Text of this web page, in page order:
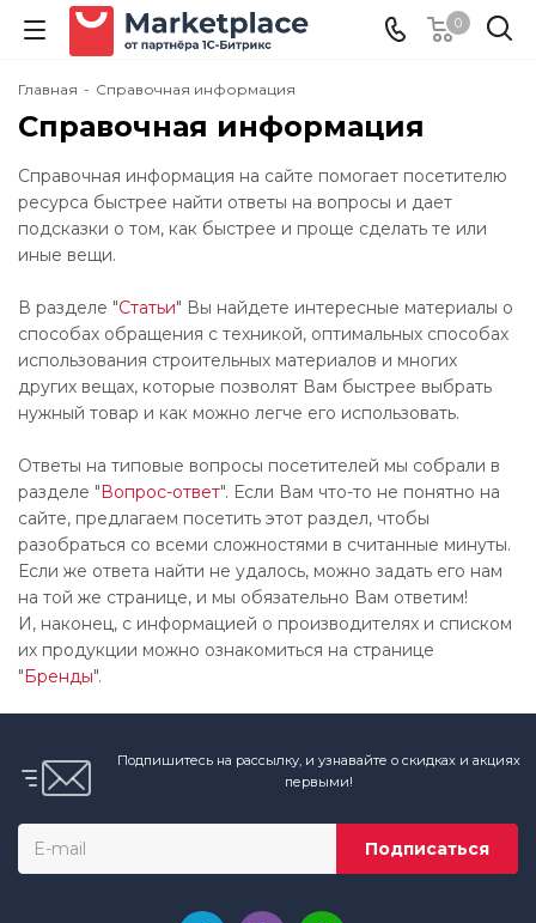
0
Главная - Справочная информация
Справочная информация
Справочная информация на сайте помогает посетителю
ресурса быстрее найти ответы на вопросы и дает
подсказки о том, как быстрее и проще сделать те или
иные вещи.
В разделе "Статьи" Вы найдете интересные материалы о
способах обращения с техникой, оптимальных способах
использования строительных материалов и многих
других вещах, которые позволят Вам быстрее выбрать
нужный товар и как можно легче его использовать.
Ответы на типовые вопросы посетителей мы собрали в
разделе "Вопрос-ответ". Если Вам что-то не понятно на
сайте, предлагаем посетить этот раздел, чтобы
разобраться со всеми сложностями в считанные минуты.
Если же ответа найти не удалось, можно задать его нам
на той же странице, и мы обязательно Вам ответим!
И, наконец, с информацией о производителях и списком
их продукции можно ознакомиться на странице
"Бренды".
Подпишитесь на рассылку, и узнавайте о скидках и акциях
первыми!